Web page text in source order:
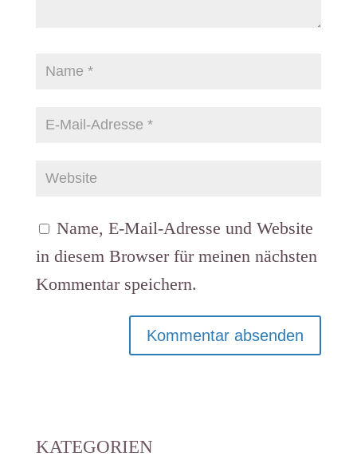
Name, E-Mail-Adresse und Website
in diesem Browser für meinen nächsten
Kommentar speichern.
KATEGORIEN